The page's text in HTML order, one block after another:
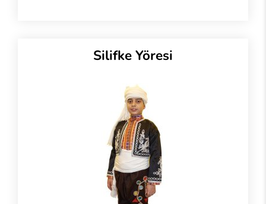
Silifke Yöresi